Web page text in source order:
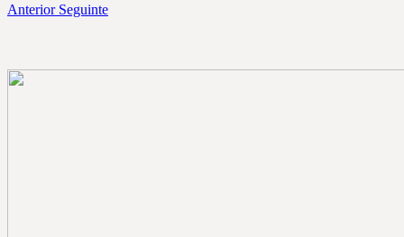
Anterior Seguinte